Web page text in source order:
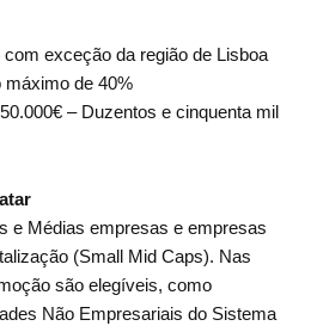
com exceção da região de Lisboa
máximo de 40%
– Duzentos e cinquenta mil
e Médias empresas e empresas
(Small Mid Caps). Nas
são elegíveis, como
Não Empresariais do Sistema